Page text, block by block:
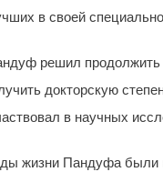
в своей
решил
докторскую
в научных
жизни Пандуфа